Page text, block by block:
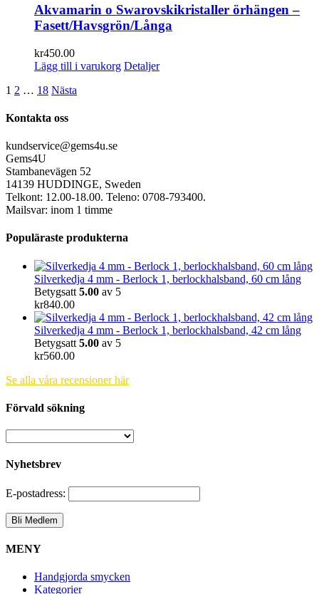
Akvamarin o Swarovskikristaller örhängen –
Fasett/Havsgrön/Långa
kr450.00
Lägg till i varukorg Detaljer
1 2 … 18 Nästa
Kontakta oss
kundservice@gems4u.se
Gems4U
Stambanevägen 52
14139 HUDDINGE, Sweden
Telkont: 12.00-18.00. Teleno: 0708-793400.
Mailsvar: inom 1 timme
Populäraste produkterna
Silverkedja 4 mm - Berlock 1, berlockhalsband, 60 cm lång
Betygsatt 5.00 av 5
kr840.00
Silverkedja 4 mm - Berlock 1, berlockhalsband, 42 cm lång
Betygsatt 5.00 av 5
kr560.00
Se alla våra recensioner här
Förvald sökning
Nyhetsbrev
E-postadress:
MENY
Handgjorda smycken
Kategorier